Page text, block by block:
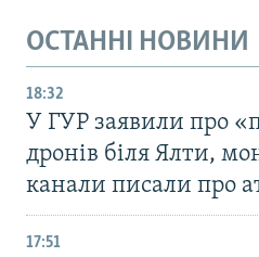
ОСТАННІ НОВИНИ
18:32
У ГУР заявили про
дронів біля Ялти,
канали писали про
17:51